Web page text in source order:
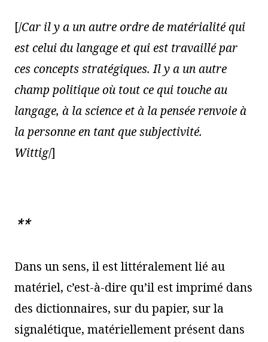
[/Car il y a un autre ordre de matérialité qui
est celui du langage et qui est travaillé par
ces concepts stratégiques. Il y a un autre
champ politique où tout ce qui touche au
langage, à la science et à la pensée renvoie à
la personne en tant que subjectivité.
Wittig/]
**
Dans un sens, il est littéralement lié au
matériel, c’est-à-dire qu’il est imprimé dans
des dictionnaires, sur du papier, sur la
signalétique, matériellement présent dans